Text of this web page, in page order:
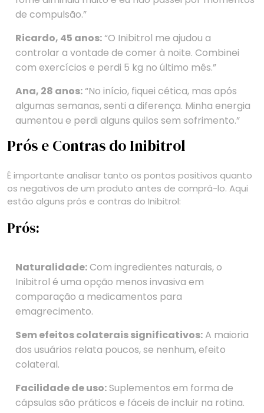
de compulsão.”
Ricardo, 45 anos:“O Inibitrol me ajudou a
controlar a vontade de comer à noite. Combinei
com exercícios e perdi 5 kg no último mês.”
Ana, 28 anos:“No início, fiquei cética, mas após
algumas semanas, senti a diferença. Minha energia
aumentou e perdi alguns quilos sem sofrimento.”
Prós e Contras do Inibitrol
É importante analisar tanto os pontos positivos quanto
os negativos de um produto antes de comprá-lo. Aqui
estão alguns prós e contras do Inibitrol:
Prós:
Naturalidade:Com ingredientes naturais, o
Inibitrol é uma opção menos invasiva em
comparação a medicamentos para
emagrecimento.
Sem efeitos colaterais significativos:A maioria
dos usuários relata poucos, se nenhum, efeito
colateral.
Facilidade de uso:Suplementos em forma de
cápsulas são práticos e fáceis de incluir na rotina.